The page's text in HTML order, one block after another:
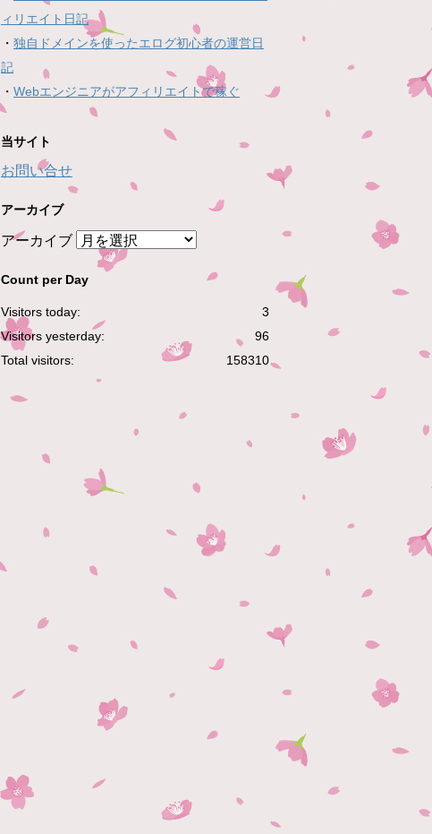
ィリエイト日記
・ 独自ドメインを使ったエログ初心者の運営日
記
・ Webエンジニアがアフィリエイトで稼ぐ
当サイト
お問い合せ
アーカイブ
アーカイブ
Count per Day
3
Visitors today:
96
Visitors yesterday:
158310
Total visitors: